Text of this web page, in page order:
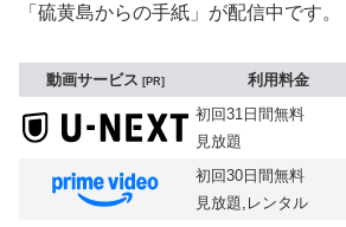
「硫黄島からの手紙」が配信中です。
動画サービス PR 利用料金
初回31日間無料
見放題
初回30日間無料
見放題,レンタル